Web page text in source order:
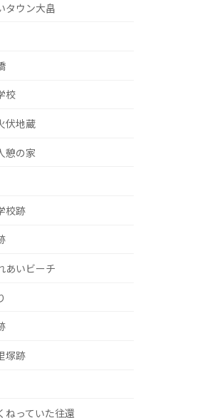
ウン大畠
校
伏地蔵
憩の家
校跡
いビーチ
塚跡
っていた往還